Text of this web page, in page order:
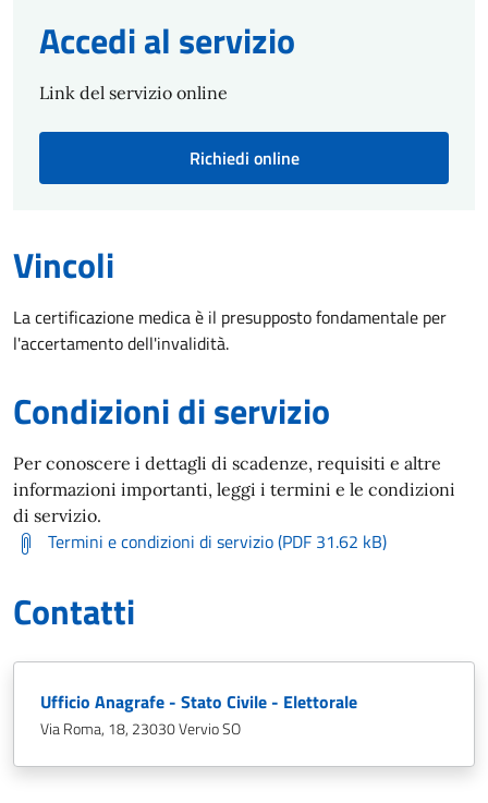
Accedi al servizio
Link del servizio online
Richiedi online
Vincoli
La certificazione medica è il presupposto fondamentale per
l'accertamento dell'invalidità.
Condizioni di servizio
Per conoscere i dettagli di scadenze, requisiti e altre
informazioni importanti, leggi i termini e le condizioni
di servizio.
Termini e condizioni di servizio (PDF 31.62 kB)
Contatti
Ufficio Anagrafe - Stato Civile - Elettorale
Via Roma, 18, 23030 Vervio SO